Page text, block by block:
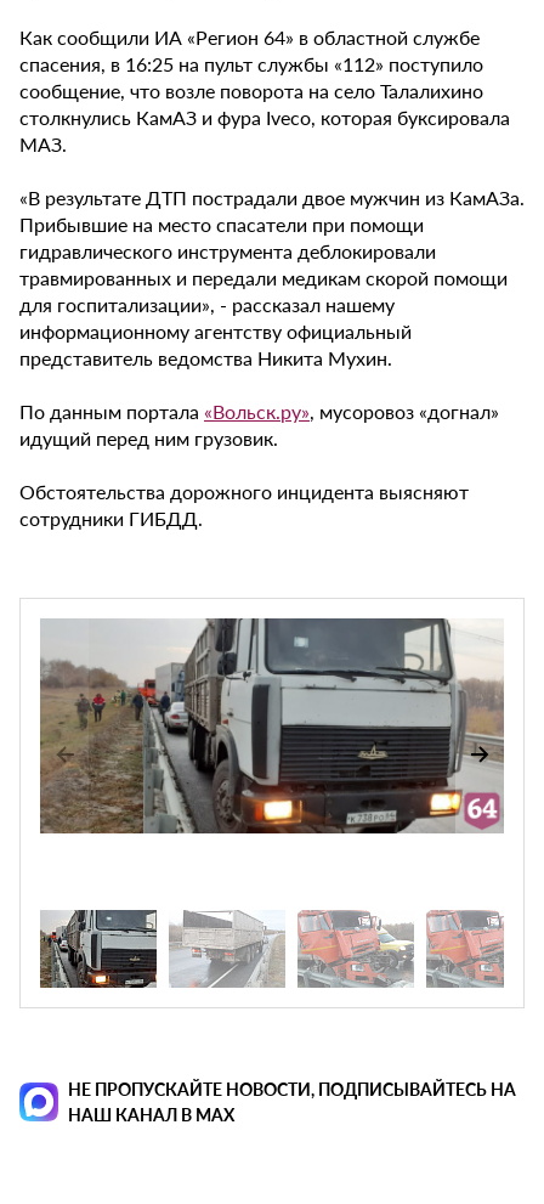
Как сообщили ИА «Регион 64» в областной службе
спасения, в 16:25 на пульт службы «112» поступило
сообщение, что возле поворота на село Талалихино
столкнулись КамАЗ и фура Ivecо, которая буксировала
МАЗ.
«В результате ДТП пострадали двое мужчин из КамАЗа.
Прибывшие на место спасатели при помощи
гидравлического инструмента деблокировали
травмированных и передали медикам скорой помощи
для госпитализации», - рассказал нашему
информационному агентству официальный
представитель ведомства Никита Мухин.
По данным портала «Вольск.ру», мусоровоз «догнал»
идущий перед ним грузовик.
Обстоятельства дорожного инцидента выясняют
сотрудники ГИБДД.
НЕ ПРОПУСКАЙТЕ НОВОСТИ, ПОДПИСЫВАЙТЕСЬ НА
НАШ КАНАЛ В MAX